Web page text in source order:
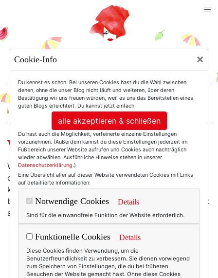
For Women. Not Girls.
Wie bitte geht es zum Regenbogen?
Was der Sommer an schönen Taschen zu wenig hat,
das hat er an schönen Schuhen definitiv zu viel! Ist ja
kaum noch auszuhalten, diese Qual der Wahl -
besonders, wenn das Schuhbudget schon bis ans Limit
ausgereizt ist. Pfft.
Cookie-Info ×
Du kennst es schon: Bei unseren Cookies hast du die Wahl zwischen
denen, ohne die unser Blog nicht läuft und weiteren, über deren
Bestätigung wir uns freuen würden, weil es uns das Bereitstellen eines
guten Blogs erleichtert. Du kannst jetzt einfach
alle akzeptieren & schließen
Du hast auch die Möglichkeit, verfeinerte einzelne Einstellungen
vorzunehmen. (Außerdem kannst du diese Einstellungen jederzeit im
Fußbereich unserer Website aufrufen und Cookies auch nachträglich
wieder abwählen. Ausführliche Hinweise stehen in unserer
Datenschutzerklärung.)
Eine Übersicht aller auf dieser Website verwendeten Cookies mit Links
auf detaillierte Informationen:
Notwendige Cookies Details
Sind für die einwandfreie Funktion der Website erforderlich.
Funktionelle Cookies Details
Diese Cookies finden Verwendung, um die
Benutzerfreundlichkeit zu verbessern. Sie dienen vorwiegend
zum Speichern von Einstellungen, die du bei früheren
Besuchen der Website gemacht hast. Ohne diese Cookies